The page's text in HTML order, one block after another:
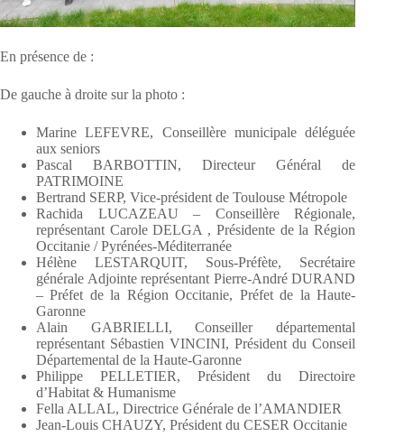
En présence de :
De gauche à droite sur la photo :
Marine LEFEVRE, Conseillère municipale déléguée
aux seniors
Pascal BARBOTTIN, Directeur Général de
PATRIMOINE
Bertrand SERP, Vice-président de Toulouse Métropole
Rachida LUCAZEAU – Conseillère Régionale,
représentant Carole DELGA , Présidente de la Région
Occitanie / Pyrénées-Méditerranée
Hélène LESTARQUIT, Sous-Préfète, Secrétaire
générale Adjointe représentant Pierre-André DURAND
– Préfet de la Région Occitanie, Préfet de la Haute-
Garonne
Alain GABRIELLI, Conseiller départemental
représentant Sébastien VINCINI, Président du Conseil
Départemental de la Haute-Garonne
Philippe PELLETIER, Président du Directoire
d’Habitat & Humanisme
Fella ALLAL, Directrice Générale de l’AMANDIER
Jean-Louis CHAUZY, Président du CESER Occitanie